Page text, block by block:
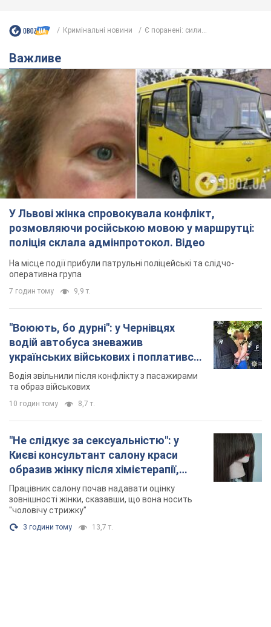
Кримінальні новини Є поранені: сили...
Важливе
У Львові жінка спровокувала конфлікт,
розмовляючи російською мовою у маршрутці:
поліція склала адмінпротокол. Відео
На місце події прибули патрульні поліцейські та слідчо-
оперативна група
7 годин тому 9,9 т.
"Воюють, бо дурні": у Чернівцях
водій автобуса зневажив
українських військових і поплатився.
Відео
Водія звільнили після конфлікту з пасажирами
та образ військових
10 годин тому 8,7 т.
"Не слідкує за сексуальністю": у
Києві консультант салону краси
образив жінку після хімієтерапії,
розгорівся скандал. Фото
Працівник салону почав надавати оцінку
зовнішності жінки, сказавши, що вона носить
"чоловічу стрижку"
3 години тому 13,7 т.